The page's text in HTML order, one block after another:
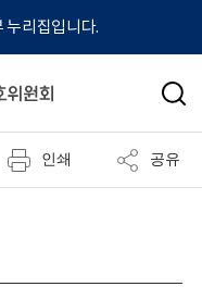
누리집입니다.
검
인쇄 공유